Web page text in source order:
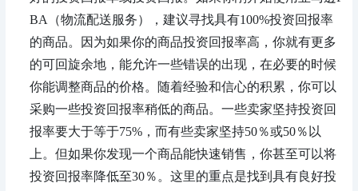
BA（物流配送服务），建议寻找具有100%投资回报率
的商品。因为如果你的商品投资回报率高，你就有更多
的可回旋余地，能允许一些错误的出现，在必要的时候
你能调整商品的价格。随着经验和信心的积累，你可以
采购一些投资回报率稍低的商品。一些卖家坚持投资回
报率要大于等于75%，而有些卖家坚持50％或50％以
上。但如果你发现一个商品能快速销售，你甚至可以将
投资回报率降低至30％。这里的重点是找到具有良好投